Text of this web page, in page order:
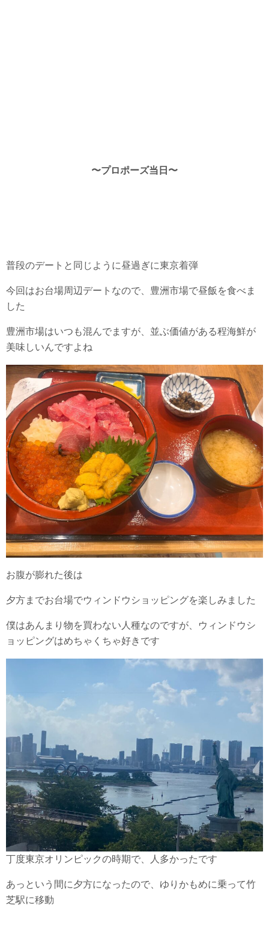
〜プロポーズ当日〜
普段のデートと同じように昼過ぎに東京着弾
今回はお台場周辺デートなので、豊洲市場で昼飯を食べま
した
豊洲市場はいつも混んでますが、並ぶ価値がある程海鮮が
美味しいんですよね
お腹が膨れた後は
夕方までお台場でウィンドウショッピングを楽しみました
僕はあんまり物を買わない人種なのですが、ウィンドウシ
ョッピングはめちゃくちゃ好きです
丁度東京オリンピックの時期で、人多かったです
あっという間に夕方になったので、ゆりかもめに乗って竹
芝駅に移動